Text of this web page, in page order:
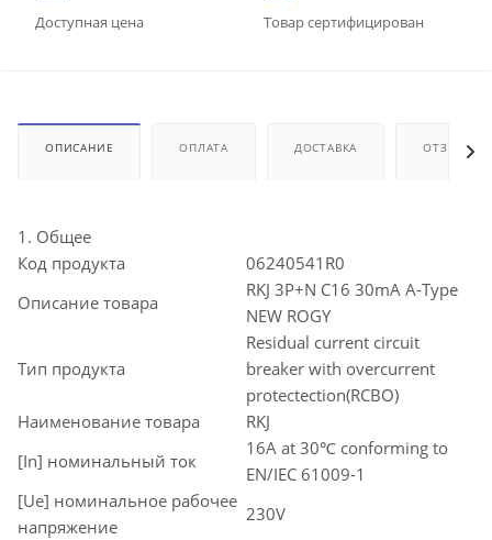
Доступная цена Товар сертифицирован
ОПИСАНИЕ ОПЛАТА ДОСТАВКА ОТЗЫВЫ
1. Общее
Код продукта
06240541R0
Описание товара
RKJ 3P+N C16 30mA A-Type
NEW ROGY
Тип продукта
Residual current circuit
breaker with overcurrent
protectection(RCBO)
Наименование товара
RKJ
[In] номинальный ток
16A at 30℃ conforming to
EN/IEC 61009-1
[Ue] номинальное рабочее
напряжение
230V